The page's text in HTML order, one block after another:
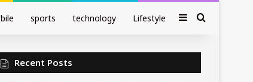
sports technology Lifestyle SidebarSearch
Recent Posts